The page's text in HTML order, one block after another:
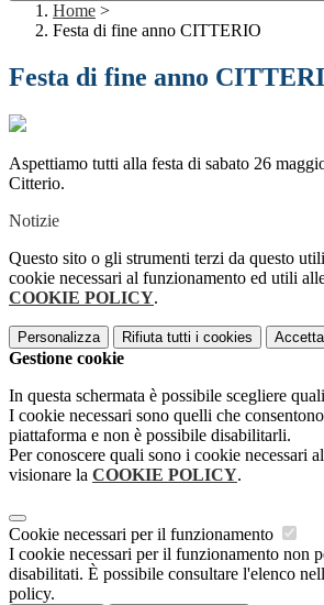
Home >
Festa di fine anno CITTERIO
Festa di fine anno
Aspettiamo tutti alla festa di sabato 26
Citterio.
Notizie
Questo sito o gli strumenti terzi da questo
cookie necessari al funzionamento ed utili
COOKIE POLICY.
Personalizza Rifiuta tutti i cookies
Gestione cookie
In questa schermata è possibile scegliere
I cookie necessari sono quelli che
piattaforma e non è possibile disabilitarli.
Per conoscere quali sono i cookie necessari
visionare la COOKIE POLICY.
Cookie necessari per il funzionamento
I cookie necessari per il funzionamento non
disabilitati. È possibile consultare l'elenco
policy.